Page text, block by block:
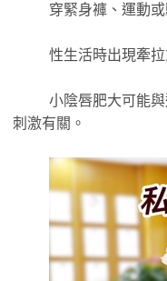
穿緊身褲、運動
性生活時出現牽
小陰唇肥大可能
刺激有關。